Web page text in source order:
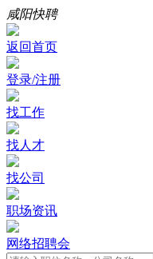
咸阳快聘
返回首页
登录/注册
找工作
找人才
找公司
职场资讯
网络招聘会